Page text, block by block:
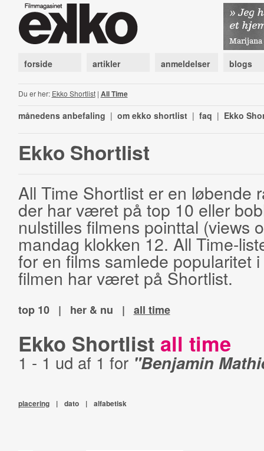
forside artikler anmeldelser blogs
Du er her: Ekko Shortlist| All Time
månedens anbefaling | om ekko shortlist | faq | Ekko
Ekko Shortlist
All Time Shortlist er en løbende
der har været på top 10 eller
nulstilles filmens pointtal (views
mandag klokken 12. All Time-
for en films samlede popularitet
filmen har været på Shortlist.
top 10 | her & nu | all time
Ekko Shortlist all time
1 - 1 ud af 1 for "Benjamin
placering | dato | alfabetisk